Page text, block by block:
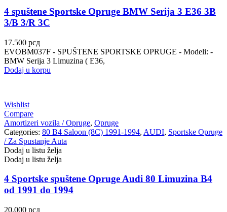
4 spuštene Sportske Opruge BMW Serija 3 E36 3B
3/B 3/R 3C
17.500 рсд
EVOBM037F - SPUŠTENE SPORTSKE OPRUGE - Modeli: -
BMW Serija 3 Limuzina ( E36,
Dodaj u korpu
Wishlist
Compare
Amortizeri vozila / Opruge, Opruge
Categories: 80 B4 Saloon (8C) 1991-1994, AUDI, Sportske Opruge
/ Za Spustanje Auta
Dodaj u listu želja
Dodaj u listu želja
4 Sportske spuštene Opruge Audi 80 Limuzina B4
od 1991 do 1994
20.000 рсд